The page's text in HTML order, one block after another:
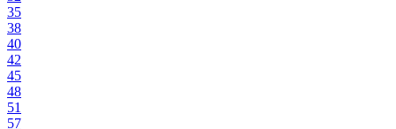
35
38
40
42
45
48
51
57